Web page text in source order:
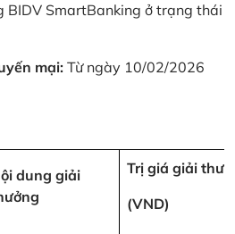
BIDV SmartBanking ở trạng thái
mại: Từ ngày 10/02/2026
dung giải
Trị giá giải
(VND)